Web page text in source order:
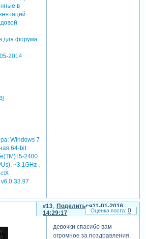
2014
Windows 7
64-bit
i5-2400
~3.1GHz ,
Поделиться
13
11-01-2016
14:29:17
девочки спасибо вам
огромное за поздравления.
0